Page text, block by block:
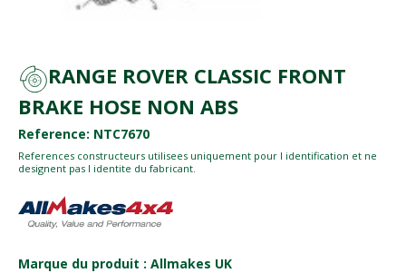
RANGE ROVER CLASSIC FRONT
BRAKE HOSE NON ABS
Reference: NTC7670
References constructeurs utilisees uniquement pour l identification et ne
designent pas l identite du fabricant.
Marque du produit : Allmakes UK